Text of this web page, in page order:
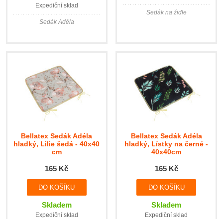
Expediční sklad
Sedák Adéla
Sedák na židle
Bellatex Sedák Adéla
hladký, Lilie šedá - 40x40
cm
165 Kč
Skladem
Expediční sklad
Bellatex Sedák Adéla
hladký, Lístky na černé -
40x40cm
165 Kč
Skladem
Expediční sklad